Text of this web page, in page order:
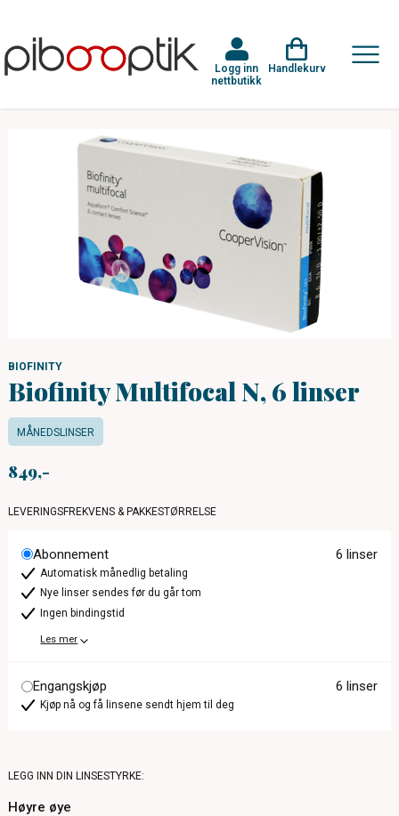
Logg inn
nettbutikk
Handlekurv
BIOFINITY
Biofinity Multifocal N, 6 linser
MÅNEDSLINSER
849
LEVERINGSFREKVENS & PAKKESTØRRELSE
Abonnement 6 linser
Automatisk månedlig betaling
Nye linser sendes før du går tom
Ingen bindingstid
Les mer
Engangskjøp 6 linser
Kjøp nå og få linsene sendt hjem til deg
LEGG INN DIN LINSESTYRKE:
Høyre øye